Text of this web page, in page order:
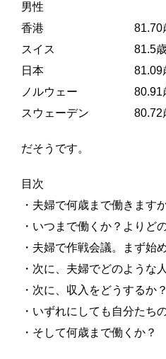
男性
香港 81.70
スイス 81.5
日本 81.09
ノルウェー 80.91
スウェーデン 80.72
だそうです。
目次
・夫婦で何歳まで働きます
・いつまで働くか？よりど
・夫婦で作戦会議。まず始
・次に、夫婦でどのような
・次に、収入をどうするか？
・いずれにしても自分たち
・そして何歳まで働くか？